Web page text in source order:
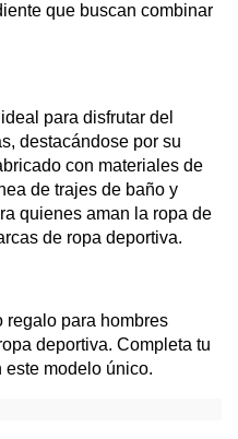
que buscan combinar
para disfrutar del
destacándose por su
con materiales de
de trajes de baño y
quienes aman la ropa de
de ropa deportiva.
regalo para hombres
deportiva. Completa tu
modelo único.